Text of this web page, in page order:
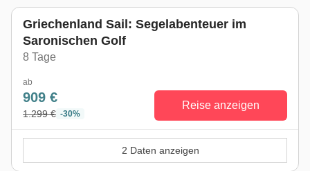
Griechenland Sail: Segelabenteuer im
Saronischen Golf
8 Tage
ab
909 €
1.299 € -30%
Reise anzeigen
2 Daten anzeigen